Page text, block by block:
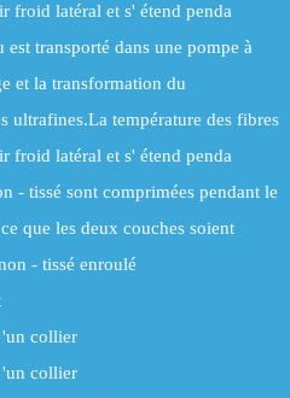
froid latéral et s' étend penda
transporté dans une pompe à
et la transformation du
ultrafines.La température des fibres
froid latéral et s' étend penda
- tissé sont comprimées pendant le
que les deux couches soient
- tissé enroulé
'un collier
'un collier